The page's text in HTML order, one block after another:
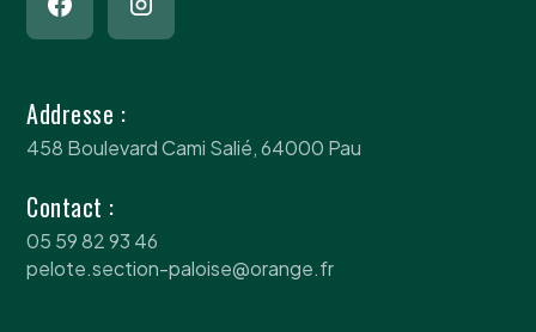
Addresse :
458 Boulevard Cami Salié, 64000 Pau
Contact :
05 59 82 93 46
pelote.section-paloise@orange.fr